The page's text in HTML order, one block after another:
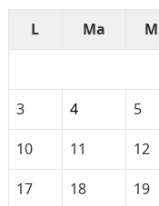
L
Ma
3
4 5
10
11 12
17
18 19